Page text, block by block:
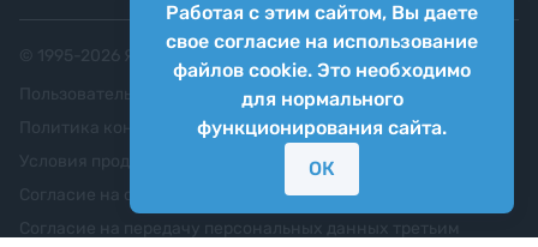
Работая с этим сайтом, Вы даете
свое согласие на использование
файлов cookie. Это необходимо
для нормального
функционирования сайта.
ОК
Яркий фотомаркет ("Яркий Мир")
Пользовательское соглашение
Политика конфиденциальности
Согласие на обработку персональных данных
Согласие на передачу персональных данных третьим